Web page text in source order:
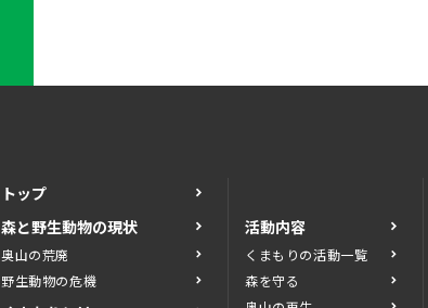
トップ
森と野生動物の現状
奥山の荒廃
野生動物の危機
活動内容
くまもりの活動一覧
森を守る